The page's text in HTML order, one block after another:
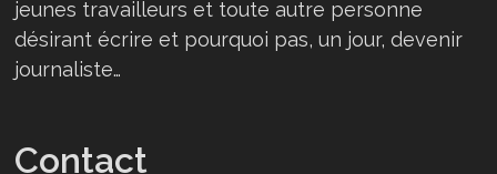
jeunes travailleurs et toute autre personne
désirant écrire et pourquoi pas, un jour, devenir
journaliste…
Contact